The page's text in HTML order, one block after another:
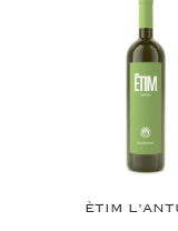
ÈTIM